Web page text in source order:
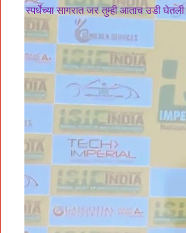
स्पर्धेच्या सागरात जर तुम्ही आताच उडी